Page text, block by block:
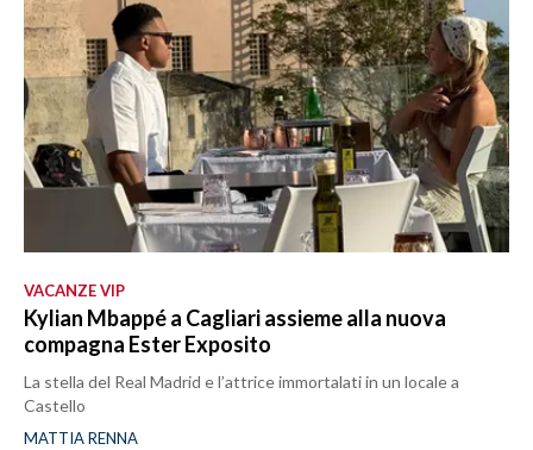
VACANZE VIP
Kylian Mbappé a Cagliari assieme alla nuova
compagna Ester Exposito
La stella del Real Madrid e l’attrice immortalati in un locale a
Castello
MATTIA RENNA